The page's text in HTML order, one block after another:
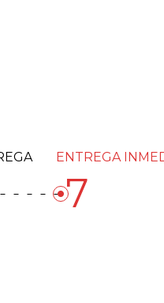
ENTREGA
fiber_manual_record7